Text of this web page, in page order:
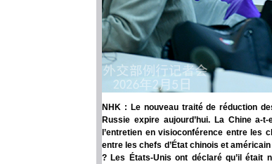
NHK : Le nouveau traité de réduction
Russie expire aujourd’hui. La Chine
l’entretien en visioconférence entre les
entre les chefs d’État chinois et
? Les États-Unis ont déclaré qu’il était